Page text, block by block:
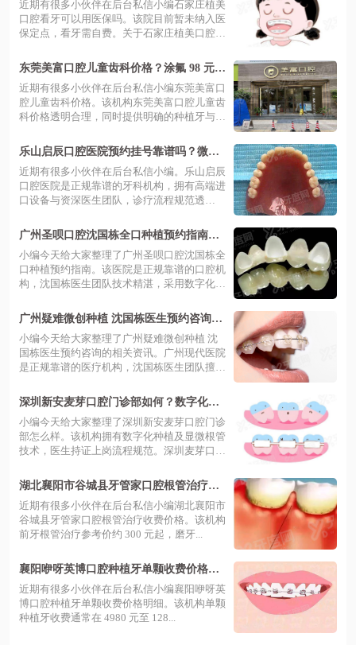
近期有很多小伙伴在后台私信小编石家庄植美
口腔看牙可以用医保吗。该院目前暂未纳入医
保定点，看牙需自费。关于石家庄植美口腔
东莞美富口腔儿童齿科价格？涂氟 98 元
起，老年镶牙亲民更放心
近期有很多小伙伴在后台私信小编东莞美富口
腔儿童齿科价格。该机构东莞美富口腔儿童齿
科价格透明合理，同时提供明确的种植牙与
乐山启辰口腔医院预约挂号靠谱吗？微创
种植技术成熟收费合理，预约后享受舒适
诊疗体验
近期有很多小伙伴在后台私信小编。乐山启辰
口腔医院是正规靠谱的牙科机构，拥有高端进
口设备与资深医生团队，诊疗流程规范透
广州圣呗口腔沈国栋全口种植预约指南：
数字化导板精准种牙，当天恢复咀嚼力
小编今天给大家整理了广州圣呗口腔沈国栋全
口种植预约指南。该医院是正规靠谱的口腔机
构，沈国栋医生团队技术精湛，采用数字化
广州疑难微创种植 沈国栋医生预约咨询擅
长骨量不足修复，数字化导板精准种牙当
天戴
小编今天给大家整理了广州疑难微创种植 沈
国栋医生预约咨询的相关资讯。广州现代医院
是正规靠谱的医疗机构，沈国栋医生团队擅
深圳新安麦芽口腔门诊部如何？数字化种
植技术靠谱收费透明
小编今天给大家整理了深圳新安麦芽口腔门诊
部怎么样。该机构拥有数字化种植及显微根管
技术，医生持证上岗流程规范。深圳麦芽口
湖北襄阳市谷城县牙管家口腔根管治疗收
费价格多少？前牙 300 元起，透明消费让
您安心看牙！
近期有很多小伙伴在后台私信小编湖北襄阳市
谷城县牙管家口腔根管治疗收费价格。该机构
前牙根管治疗参考价约 300 元起，磨牙...
襄阳咿呀英博口腔种植牙单颗收费价格明
细多少？透明报价加安心质保，缺牙重生
轻松拥有好口福！
近期有很多小伙伴在后台私信小编襄阳咿呀英
博口腔种植牙单颗收费价格明细。该机构单颗
种植牙收费通常在 4980 元至 128...